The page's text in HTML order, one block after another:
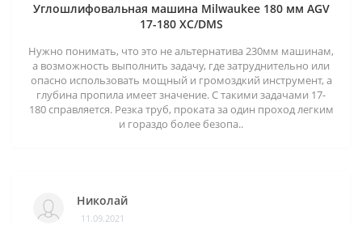
Углошлифовальная машина Milwaukee 180 мм AGV
17-180 XC/DMS
Нужно понимать, что это не альтернатива 230мм машинам,
а возможность выполнить задачу, где затруднительно или
опасно использовать мощный и громоздкий инструмент, а
глубина пропила имеет значение. С такими задачами 17-
180 справляется. Резка труб, проката за один проход легким
и гораздо более безопа..
Николай
11.09.2021